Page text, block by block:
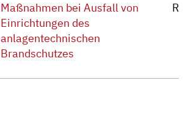
Maßnahmen bei Ausfall von
Einrichtungen des
anlagentechnischen
Brandschutzes